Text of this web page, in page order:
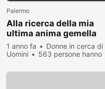
Palermo
Alla ricerca della mia
ultima anima gemella
1 anno fa
Donne in cerca di
Uomini
563 persone hanno